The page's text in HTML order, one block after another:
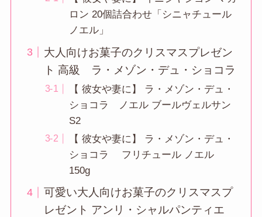
ロン 20個詰合わせ「シニャチュール
ノエル」
大人向けお菓子のクリスマスプレゼン
ト 高級 ラ・メゾン・デュ・ショコラ
【 彼女や妻に】 ラ・メゾン・デュ・
ショコラ ノエル ブールヴェルサン
S2
【 彼女や妻に】 ラ・メゾン・デュ・
ショコラ フリチュール ノエル
150g
可愛い大人向けお菓子のクリスマスプ
レゼント アンリ・シャルパンティエ